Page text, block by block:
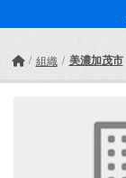
組織 美濃加茂市